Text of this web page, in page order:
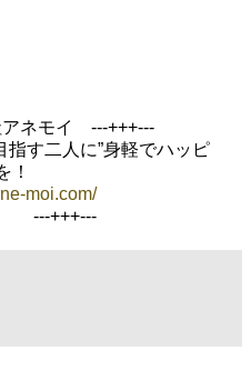
ネモイ ---+++---
す二人に”身軽でハッピ
！
moi.com/